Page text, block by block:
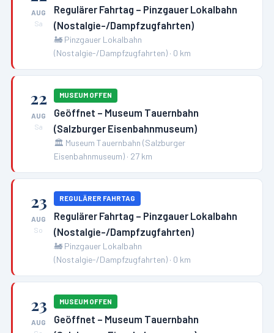
AUG
Sa
Regulärer Fahrtag – Pinzgauer Lokalbahn
(Nostalgie-/Dampfzugfahrten)
🚂 Pinzgauer Lokalbahn
(Nostalgie-/Dampfzugfahrten) · 0 km
22
AUG
Sa
MUSEUM OFFEN
Geöffnet – Museum Tauernbahn
(Salzburger Eisenbahnmuseum)
🏛️ Museum Tauernbahn (Salzburger
Eisenbahnmuseum) · 27 km
23
AUG
So
REGULÄRER FAHRTAG
Regulärer Fahrtag – Pinzgauer Lokalbahn
(Nostalgie-/Dampfzugfahrten)
🚂 Pinzgauer Lokalbahn
(Nostalgie-/Dampfzugfahrten) · 0 km
23
AUG
MUSEUM OFFEN
Geöffnet – Museum Tauernbahn